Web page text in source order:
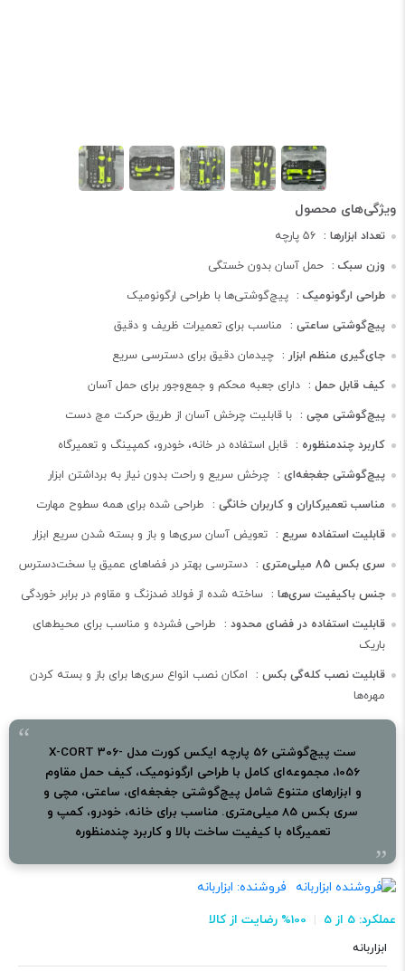
تعداد ابزارها : 56 پارچه
وزن سبک : حمل آسان بدون خستگی
طراحی ارگونومیک : پیچ‌گوشتی‌ها با طراحی ارگونومیک
پیچ‌گوشتی ساعتی : مناسب برای تعمیرات ظریف و دقیق
جای‌گیری منظم ابزار : چیدمان دقیق برای دسترسی سریع
کیف قابل حمل : دارای جعبه محکم و جمع‌وجور برای حمل آسان
پیچ‌گوشتی مچی : با قابلیت چرخش آسان از طریق حرکت مچ دست
کاربرد چندمنظوره : قابل استفاده در خانه، خودرو، کمپینگ و تعمیرگاه
پیچ‌گوشتی جغجغه‌ای : چرخش سریع و راحت بدون نیاز به برداشتن ابزار
مناسب تعمیرکاران و کاربران خانگی : طراحی شده برای همه سطوح مهارت
قابلیت استفاده سریع : تعویض آسان سری‌ها و باز و بسته شدن سریع ابزار
سری بکس 85 میلی‌متری :
دسترسی بهتر در فضاهای عمیق یا سخت‌دسترس
جنس باکیفیت سری‌ها : ساخته شده از فولاد ضدزنگ و مقاوم در برابر خوردگی
قابلیت استفاده در فضای محدود : طراحی فشرده و مناسب برای محیط‌های
باریک
قابلیت نصب کله‌گی بکس : امکان نصب انواع سری‌ها برای باز و بسته کردن
مهره‌ها
ست پیچ‌گوشتی 56 پارچه ایکس کورت مدل X-CORT 306-
1056، مجموعه‌ای کامل با طراحی ارگونومیک، کیف حمل مقاوم
و ابزارهای متنوع شامل پیچ‌گوشتی جغجغه‌ای، ساعتی، مچی و
سری بکس 85 میلی‌متری. مناسب برای خانه، خودرو، کمپ و
تعمیرگاه با کیفیت ساخت بالا و کاربرد چندمنظوره
فروشنده: ابزاربانه
عملکرد: 5 از 5
100% رضایت از کالا
ابزاربانه